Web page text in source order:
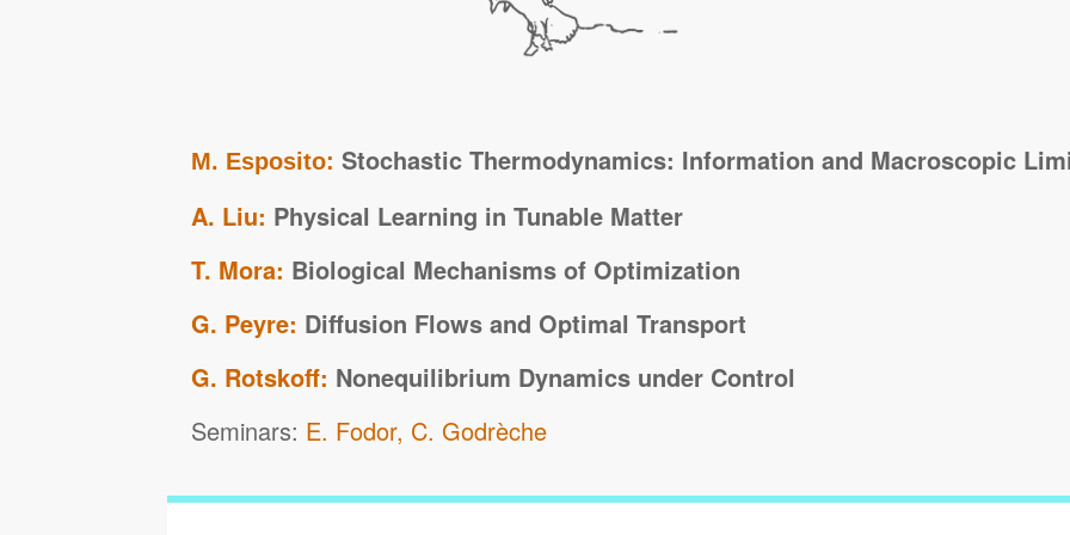
M. Esposito: Stochastic Thermodynamics: Information and Macroscopic
A. Liu: Physical Learning in Tunable Matter
T. Mora: Biological Mechanisms of Optimization
G. Peyre: Diffusion Flows and Optimal Transport
G. Rotskoff: Nonequilibrium Dynamics under Control
Seminars: E. Fodor, C. Godrèche